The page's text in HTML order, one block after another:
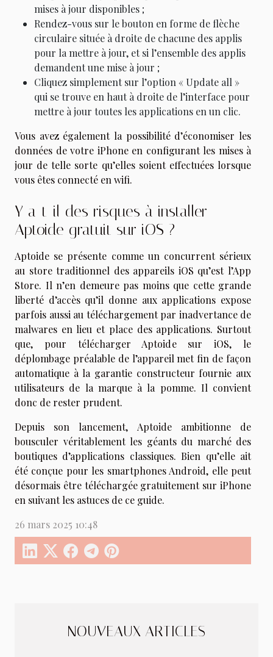
mises à jour disponibles ;
Rendez-vous sur le bouton en forme de flèche
circulaire située à droite de chacune des applis
pour la mettre à jour, et si l’ensemble des applis
demandent une mise à jour ;
Cliquez simplement sur l’option « Update all »
qui se trouve en haut à droite de l’interface pour
mettre à jour toutes les applications en un clic.
Vous avez également la possibilité d’économiser les
données de votre iPhone en configurant les mises à
jour de telle sorte qu’elles soient effectuées lorsque
vous êtes connecté en wifi.
Y a-t-il des risques à installer
Aptoide gratuit sur iOS ?
Aptoide se présente comme un concurrent sérieux
au store traditionnel des appareils iOS qu’est l’App
Store. Il n’en demeure pas moins que cette grande
liberté d’accès qu’il donne aux applications expose
parfois aussi au téléchargement par inadvertance de
malwares en lieu et place des applications. Surtout
que, pour télécharger Aptoide sur iOS, le
déplombage préalable de l’appareil met fin de façon
automatique à la garantie constructeur fournie aux
utilisateurs de la marque à la pomme. Il convient
donc de rester prudent.
Depuis son lancement, Aptoide ambitionne de
bousculer véritablement les géants du marché des
boutiques d’applications classiques. Bien qu’elle ait
été conçue pour les smartphones Android, elle peut
désormais être téléchargée gratuitement sur iPhone
en suivant les astuces de ce guide.
26 mars 2025 10:48
NOUVEAUX ARTICLES